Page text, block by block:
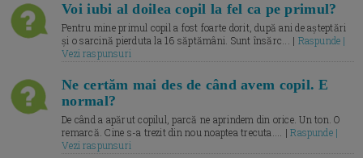
Voi iubi al doilea copil la fel ca pe primul?
Pentru mine primul copil a fost foarte dorit, după ani de așteptări
și o sarcină pierduta la 16 săptămâni. Sunt însărc... | Raspunde |
Vezi raspunsuri
Ne certăm mai des de când avem copil. E
normal?
De când a apărut copilul, parcă ne aprindem din orice. Un ton. O
remarcă. Cine s-a trezit din nou noaptea trecuta.... |Raspunde |
Vezi raspunsuri